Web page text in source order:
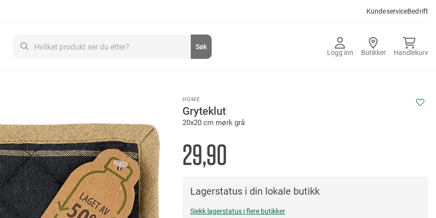
KundeserviceBedrift
Logg inn Butikker Handlekurv
Søk
HOME
Gryteklut
20x20 cm mørk grå
29,90
Lagerstatus i din lokale butikk
Sjekk lagerstatus i flere butikker